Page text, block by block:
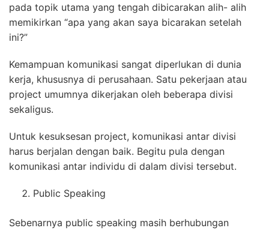
pada topik utama yang tengah dibicarakan alih- alih
memikirkan “apa yang akan saya bicarakan setelah
ini?”
Kemampuan komunikasi sangat diperlukan di dunia
kerja, khususnya di perusahaan. Satu pekerjaan atau
project umumnya dikerjakan oleh beberapa divisi
sekaligus.
Untuk kesuksesan project, komunikasi antar divisi
harus berjalan dengan baik. Begitu pula dengan
komunikasi antar individu di dalam divisi tersebut.
Public Speaking
Sebenarnya public speaking masih berhubungan